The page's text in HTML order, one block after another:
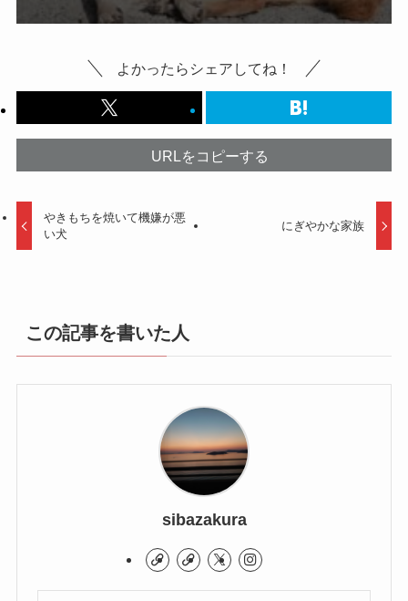
よかったらシェアしてね！
URLをコピーする
やきもちを焼いて機嫌が悪
い犬
にぎやかな家族
この記事を書いた人
sibazakura